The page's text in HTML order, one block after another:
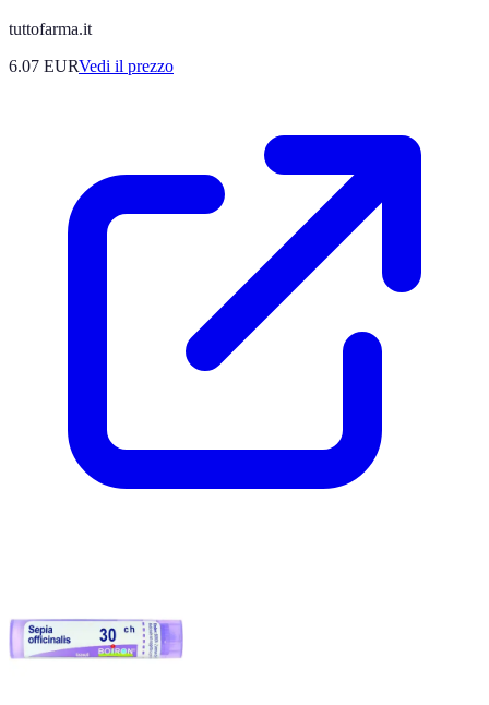
tuttofarma.it
6.07 EURVedi il prezzo